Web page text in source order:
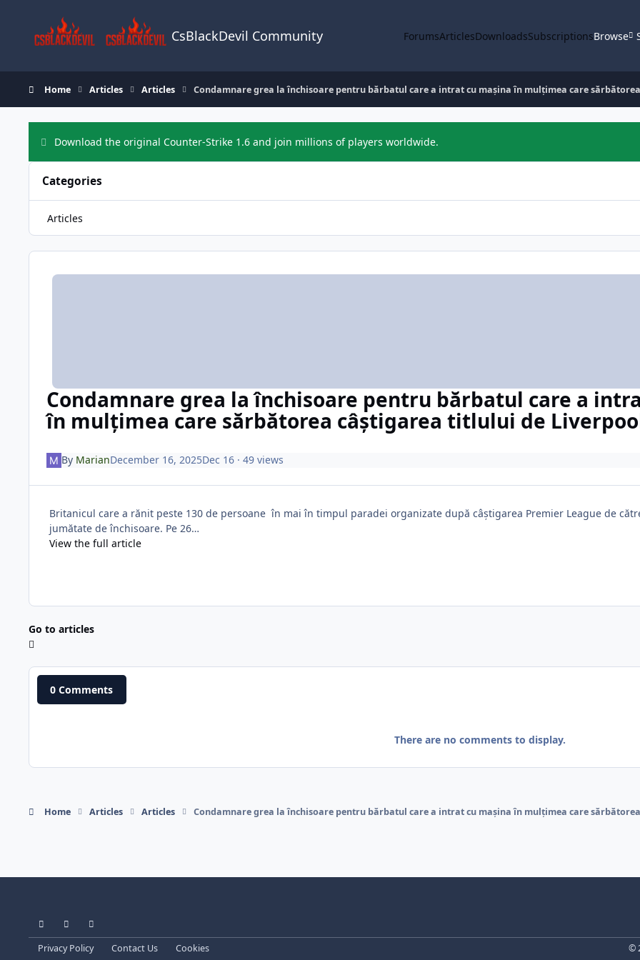
CsBlackDevil Community ForumsArticlesDownloadsSubscriptionsBrowse
Home Articles Articles Condamnare grea la închisoare pentru bărbatul care a intrat cu mașina în mulțimea care
Download the original Counter-Strike 1.6 and join millions of players worldwide.
Categories
Articles
Condamnare grea la închisoare pentru bărbatul care a
în mulțimea care sărbătorea câștigarea titlului de
By MarianDecember 16, 2025Dec 16· 49 views
Britanicul care a rănit peste 130 de persoane în mai în timpul paradei organizate după câștigarea Premier League de
jumătate de închisoare. Pe 26…
View the full article
Go to articles
0 Comments
There are no comments to display.
Home Articles Articles Condamnare grea la închisoare pentru bărbatul care a intrat cu mașina în mulțimea care
Light ModeDark ModeSystem Preference
Privacy Policy Contact Us Cookies ©